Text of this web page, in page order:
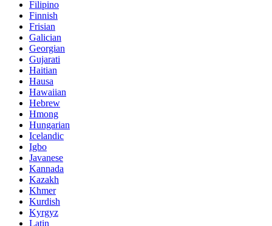
Filipino
Finnish
Frisian
Galician
Georgian
Gujarati
Haitian
Hausa
Hawaiian
Hebrew
Hmong
Hungarian
Icelandic
Igbo
Javanese
Kannada
Kazakh
Khmer
Kurdish
Kyrgyz
Latin